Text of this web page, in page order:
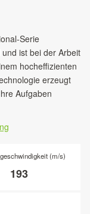
Serie
ist bei der Arbeit
hocheffizienten
erzeugt
Aufgaben
(m/s)
193